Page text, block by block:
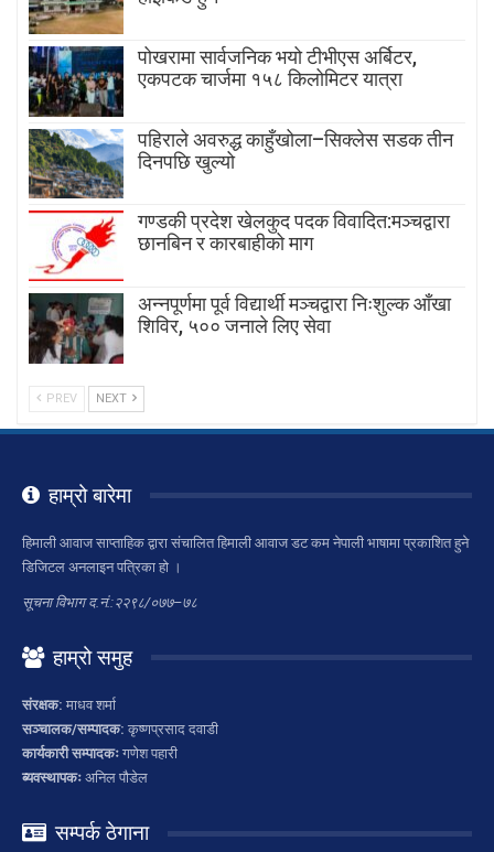
पोखरामा सार्वजनिक भयो टीभीएस अर्बिटर,
एकपटक चार्जमा १५८ किलोमिटर यात्रा
पहिराले अवरुद्ध काहुँखोला–सिक्लेस सडक तीन
दिनपछि खुल्यो
गण्डकी प्रदेश खेलकुद पदक विवादित:मञ्चद्वारा
छानबिन र कारबाहीको माग
अन्नपूर्णमा पूर्व विद्यार्थी मञ्चद्वारा निःशुल्क आँखा
शिविर, ५०० जनाले लिए सेवा
PREV NEXT
हाम्रो बारेमा
हिमाली आवाज साप्ताहिक द्वारा संचालित हिमाली आवाज डट कम नेपाली भाषामा प्रकाशित हुने
डिजिटल अनलाइन पत्रिका हो ।
सूचना विभाग द.नं.:२२९८/०७७–७८
हाम्रो समुह
संरक्षक: माधव शर्मा
सञ्चालक/सम्पादक: कृष्णप्रसाद दवाडी
कार्यकारी सम्पादकः गणेश पहारी
ब्यवस्थापकः अनिल पौडेल
सम्पर्क ठेगाना